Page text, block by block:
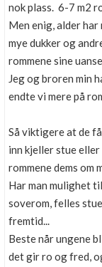
nok plass. 6-7 m2
Men enig, alder
mye dukker og
rommene sine
Jeg og broren min
endte vi mere på
Så viktigere at de
inn kjeller stue
rommene dems om
Har man mulighet
soverom, felles
fremtid...
Beste når ungene
det gir ro og fred,